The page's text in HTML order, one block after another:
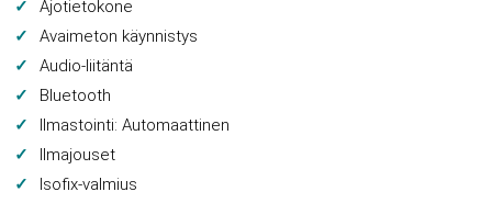
Ajotietokone
Avaimeton käynnistys
Audio-liitäntä
Bluetooth
Ilmastointi: Automaattinen
Ilmajouset
Isofix-valmius